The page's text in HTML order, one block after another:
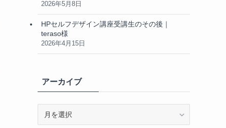
2026年5月8日
HPセルフデザイン講座受講生のその後｜
teraso様
2026年4月15日
アーカイブ